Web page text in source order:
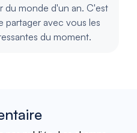
du monde d'un an. C'est
partager avec vous les
du moment.